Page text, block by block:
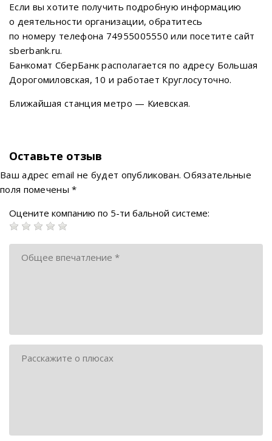
Если вы хотите получить подробную информацию
о деятельности организации, обратитесь
по номеру телефона 74955005550 или посетите сайт
sberbank.ru.
Банкомат СберБанк располагается по адресу Большая
Дорогомиловская, 10 и работает Круглосуточно.
Ближайшая станция метро — Киевская.
Оставьте отзыв
Ваш адрес email не будет опубликован. Обязательные
поля помечены*
Оцените компанию по 5-ти бальной системе: